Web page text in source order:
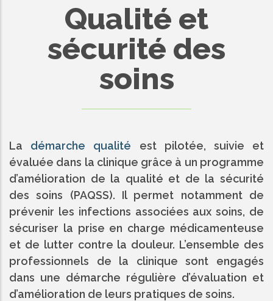
Qualité et
sécurité des
soins
La démarche qualité est pilotée, suivie et
évaluée dans la clinique grâce à un programme
d’amélioration de la qualité et de la sécurité
des soins (PAQSS). Il permet notamment de
prévenir les infections associées aux soins, de
sécuriser la prise en charge médicamenteuse
et de lutter contre la douleur. L’ensemble des
professionnels de la clinique sont engagés
dans une démarche régulière d’évaluation et
d’amélioration de leurs pratiques de soins.